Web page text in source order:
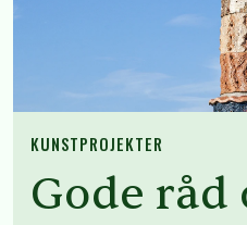
KUNSTPROJEKTER
Gode råd